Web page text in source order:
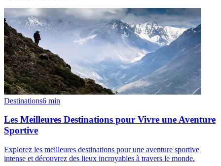
Destinations6 min
Les Meilleures Destinations pour Vivre une Aventure
Sportive
Explorez les meilleures destinations pour une aventure sportive
intense et découvrez des lieux incroyables à travers le monde.